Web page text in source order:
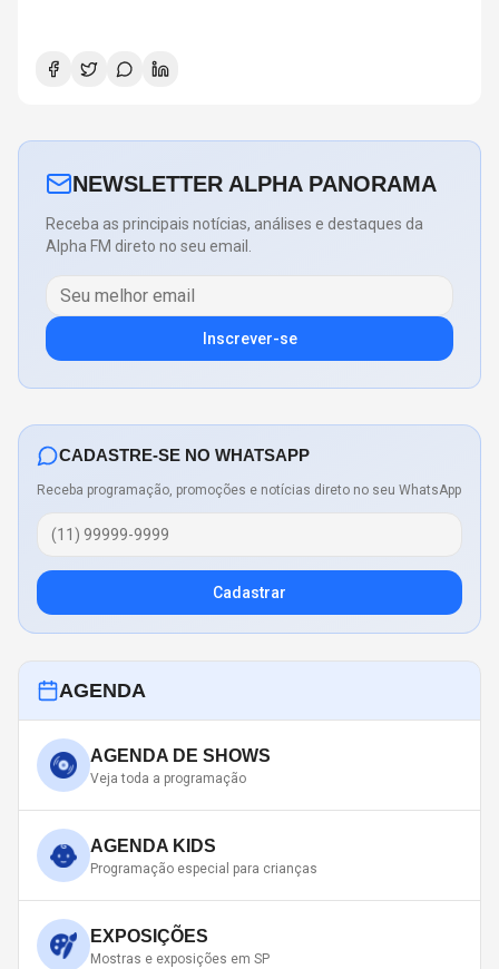
NEWSLETTER ALPHA PANORAMA
Receba as principais notícias, análises e destaques da
Alpha FM direto no seu email.
Inscrever-se
CADASTRE-SE NO WHATSAPP
Receba programação, promoções e notícias direto no seu WhatsApp
Cadastrar
AGENDA
AGENDA DE SHOWS
Veja toda a programação
AGENDA KIDS
Programação especial para crianças
EXPOSIÇÕES
Mostras e exposições em SP